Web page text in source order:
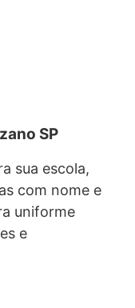
SP
sua escola,
com nome e
uniforme
e